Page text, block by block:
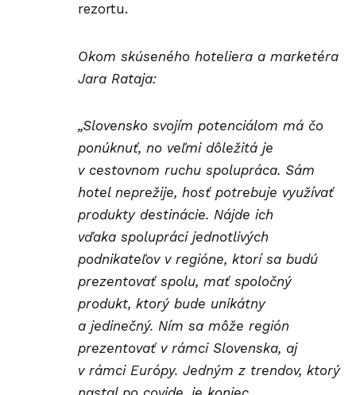
rezortu.
Okom skúseného hoteliera a marketéra
Jara Rataja:
„Slovensko svojím potenciálom má čo
ponúknuť, no veľmi dôležitá je
v cestovnom ruchu spolupráca. Sám
hotel neprežije, hosť potrebuje využívať
produkty destinácie. Nájde ich
vďaka spolupráci jednotlivých
podnikateľov v regióne, ktorí sa budú
prezentovať spolu, mať spoločný
produkt, ktorý bude unikátny
a jedinečný. Ním sa môže región
prezentovať v rámci Slovenska, aj
v rámci Európy. Jedným z trendov, ktorý